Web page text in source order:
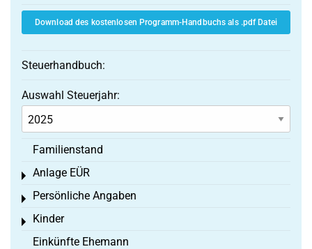
Download des kostenlosen Programm-Handbuchs als .pdf Datei
Steuerhandbuch:
Auswahl Steuerjahr:
Familienstand
Anlage EÜR
Toggle menu
Persönliche Angaben
Toggle menu
Kinder
Toggle menu
Einkünfte Ehemann